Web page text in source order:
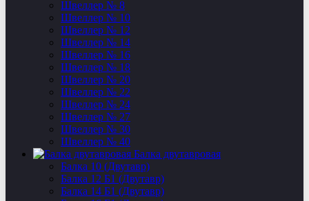
Швеллер № 8
Швеллер № 10
Швеллер № 12
Швеллер № 14
Швеллер № 16
Швеллер № 18
Швеллер № 20
Швеллер № 22
Швеллер № 24
Швеллер № 27
Швеллер № 30
Швеллер № 40
Балка двутавровая
Балка 10 (Двутавр)
Балка 12 Б1 (Двутавр)
Балка 14 Б1 (Двутавр)